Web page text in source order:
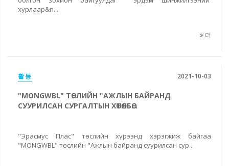
хурлаар&n...
더
활동 2021-10-03
"MONGWBL" ТӨСЛИЙН "АЖЛЫН БАЙРАНД
СУУРИЛСАН СУРГАЛТЫН ХӨТӨЛБӨ...
"Эрасмус Плас" төслийн хүрээнд хэрэгжиж байгаа
"MONGWBL" төслийн "Ажлын байранд суурилсан сур...